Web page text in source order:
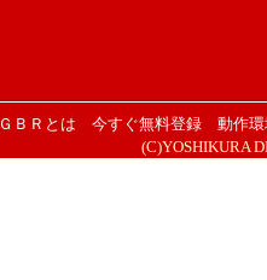
ＧＢＲとは 今すぐ無料登録
動作
(C)YOSHIKURA